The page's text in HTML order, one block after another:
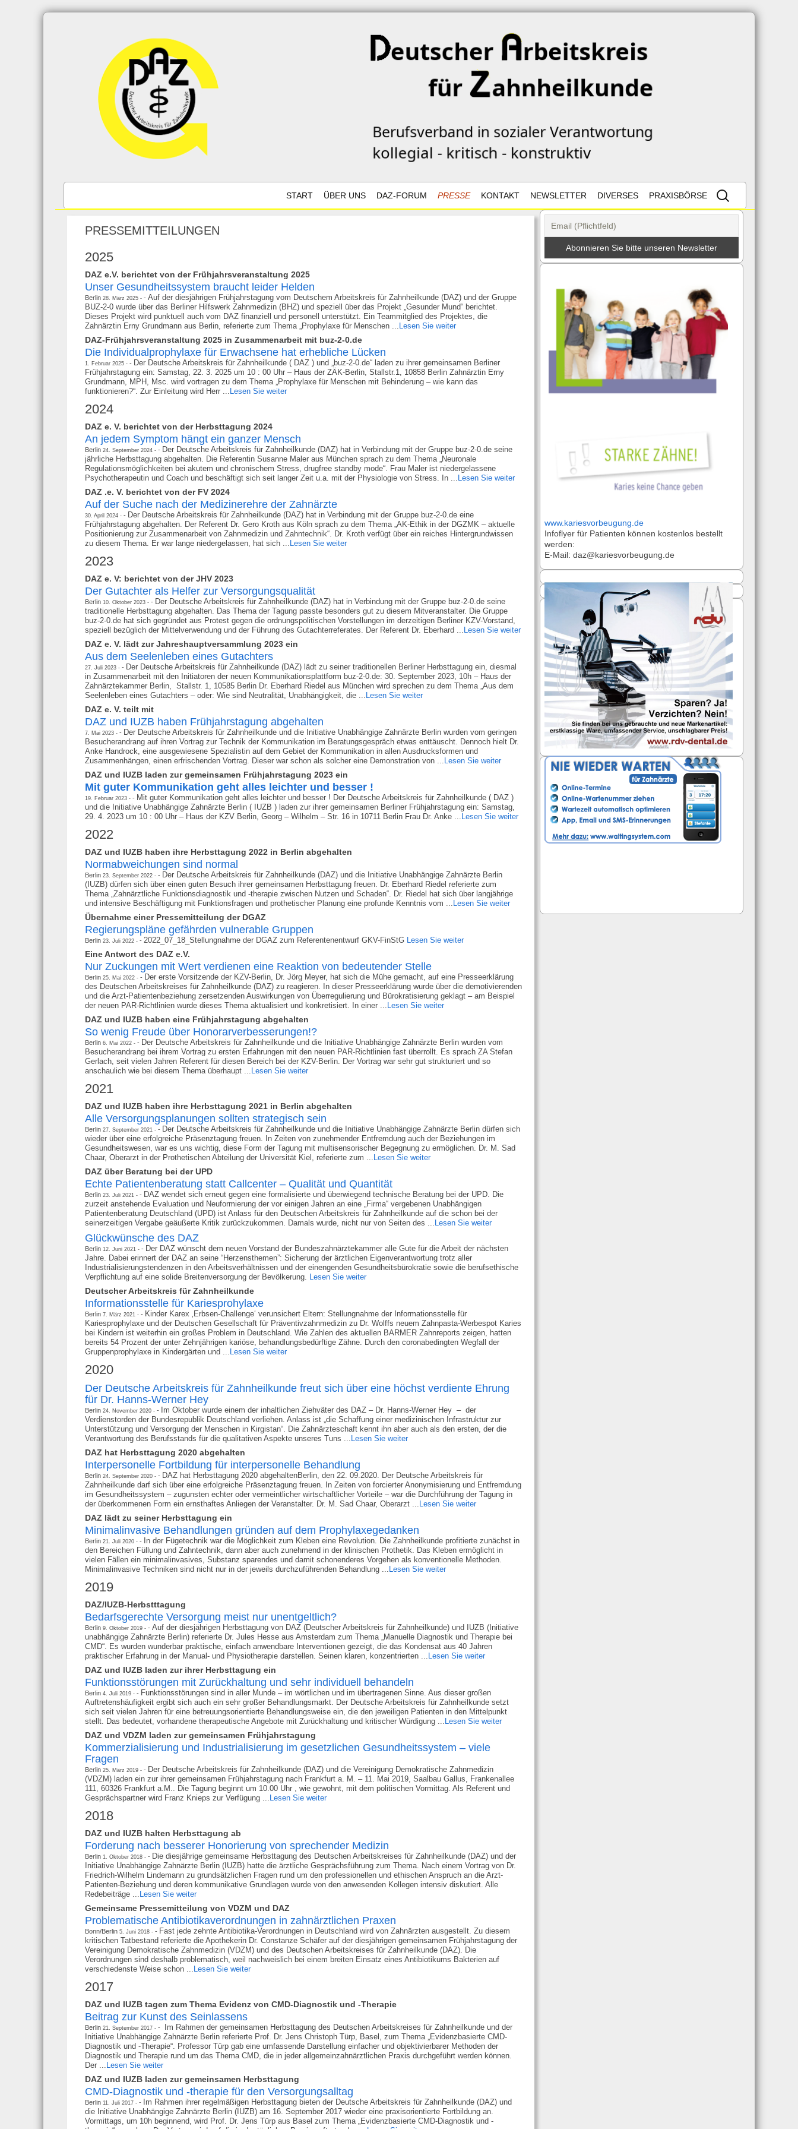
Skip
content
START ÜBER UNS
QUALITÄTSSICHERUNG
11 PUNKTE FÜR DIE
PARTNER
SATZUNG
BEITRITTSFORMULAR
DAZ-FORUM PRESSE KONTAKT
KONTAKTFORMULAR
NEWSLETTER
NEWSLETTER
REGISTRIERUNG
DIVERSES
NEUES AUS DEM NETZ
LESETIPPS
PRAXISBÖRSE
nach:
PRESSEMITTEILUNGEN
2025
DAZ e.V. berichtet von der Frühjahrsveranstaltung 2025
Unser Gesundheitssystem braucht leider Helden
Berlin 28. März 2025
Auf der diesjährigen Frühjahrstagung vom Deutschem Arbeitskreis für Zahnheilkunde (DAZ) und der Gruppe
BUZ-2-0 wurde über das Berliner Hilfswerk Zahnmedizin (BHZ) und speziell über das Projekt „Gesunder Mund“ berichtet.
Dieses Projekt wird punktuell auch vom DAZ finanziell und personell unterstützt. Ein Teammitglied des Projektes, die
Zahnärztin Erny Grundmann aus Berlin, referierte zum Thema „Prophylaxe für Menschen ... Lesen Sie weiter
DAZ-Frühjahrsveranstaltung 2025 in Zusammenarbeit mit buz-2-0.de
Die Individualprophylaxe für Erwachsene hat erhebliche Lücken
1. Februar 2025
Der Deutsche Arbeitskreis für Zahnheilkunde ( DAZ ) und „buz-2-0.de“ laden zu ihrer gemeinsamen Berliner
Frühjahrstagung ein: Samstag, 22. 3. 2025 um 10 : 00 Uhr – Haus der ZÄK-Berlin, Stallstr.1, 10858 Berlin Zahnärztin Erny
Grundmann, MPH, Msc. wird vortragen zu dem Thema „Prophylaxe für Menschen mit Behinderung – wie kann das
funktionieren?“. Zur Einleitung wird Herr ... Lesen Sie weiter
2024
DAZ e. V. berichtet von der Herbsttagung 2024
An jedem Symptom hängt ein ganzer Mensch
Berlin 24. September 2024
Der Deutsche Arbeitskreis für Zahnheilkunde (DAZ) hat in Verbindung mit der Gruppe buz-2-0.de seine
jährliche Herbsttagung abgehalten. Die Referentin Susanne Maler aus München sprach zu dem Thema „Neuronale
Regulationsmöglichkeiten bei akutem und chronischem Stress, drugfree standby mode“. Frau Maler ist niedergelassene
Psychotherapeutin und Coach und beschäftigt sich seit langer Zeit u.a. mit der Physiologie von Stress. In ... Lesen Sie weiter
DAZ .e. V. berichtet von der FV 2024
Auf der Suche nach der Medizinerehre der Zahnärzte
30. April 2024
Der Deutsche Arbeitskreis für Zahnheilkunde (DAZ) hat in Verbindung mit der Gruppe buz-2-0.de eine
Frühjahrstagung abgehalten. Der Referent Dr. Gero Kroth aus Köln sprach zu dem Thema „AK-Ethik in der DGZMK – aktuelle
Positionierung zur Zusammenarbeit von Zahnmedizin und Zahntechnik“. Dr. Kroth verfügt über ein reiches Hintergrundwissen
zu diesem Thema. Er war lange niedergelassen, hat sich ... Lesen Sie weiter
2023
DAZ e. V: berichtet von der JHV 2023
Der Gutachter als Helfer zur Versorgungsqualität
Berlin 10. Oktober 2023
Der Deutsche Arbeitskreis für Zahnheilkunde (DAZ) hat in Verbindung mit der Gruppe buz-2-0.de seine
traditionelle Herbsttagung abgehalten. Das Thema der Tagung passte besonders gut zu diesem Mitveranstalter. Die Gruppe
buz-2-0.de hat sich gegründet aus Protest gegen die ordnungspolitischen Vorstellungen im derzeitigen Berliner KZV-Vorstand,
speziell bezüglich der Mittelverwendung und der Führung des Gutachterreferates. Der Referent Dr. Eberhard ... Lesen Sie weiter
DAZ e. V. lädt zur Jahreshauptversammlung 2023 ein
Aus dem Seelenleben eines Gutachters
27. Juli 2023
Der Deutsche Arbeitskreis für Zahnheilkunde (DAZ) lädt zu seiner traditionellen Berliner Herbsttagung ein, diesmal
in Zusammenarbeit mit den Initiatoren der neuen Kommunikationsplattform buz-2-0.de: 30. September 2023, 10h – Haus der
Zahnärztekammer Berlin, Stallstr. 1, 10585 Berlin Dr. Eberhard Riedel aus München wird sprechen zu dem Thema „Aus dem
Seelenleben eines Gutachters – oder: Wie sind Neutralität, Unabhängigkeit, die ... Lesen Sie weiter
DAZ e. V. teilt mit
DAZ und IUZB haben Frühjahrstagung abgehalten
7. Mai 2023
Der Deutsche Arbeitskreis für Zahnheilkunde und die Initiative Unabhängige Zahnärzte Berlin wurden vom geringen
Besucherandrang auf ihren Vortrag zur Technik der Kommunikation im Beratungsgespräch etwas enttäuscht. Dennoch hielt Dr.
Anke Handrock, eine ausgewiesene Spezialistin auf dem Gebiet der Kommunikation in allen Ausdrucksformen und
Zusammenhängen, einen erfrischenden Vortrag. Dieser war schon als solcher eine Demonstration von ... Lesen Sie weiter
DAZ und IUZB laden zur gemeinsamen Frühjahrstagung 2023 ein
Mit guter Kommunikation geht alles leichter und besser !
19. Februar 2023
Mit guter Kommunikation geht alles leichter und besser ! Der Deutsche Arbeitskreis für Zahnheilkunde ( DAZ )
und die Initiative Unabhängige Zahnärzte Berlin ( IUZB ) laden zur ihrer gemeinsamen Berliner Frühjahrstagung ein: Samstag,
29. 4. 2023 um 10 : 00 Uhr – Haus der KZV Berlin, Georg – Wilhelm – Str. 16 in 10711 Berlin Frau Dr. Anke ... Lesen Sie weiter
2022
DAZ und IUZB haben ihre Herbsttagung 2022 in Berlin abgehalten
Normabweichungen sind normal
Berlin 23. September 2022
Der Deutsche Arbeitskreis für Zahnheilkunde (DAZ) und die Initiative Unabhängige Zahnärzte Berlin
(IUZB) dürfen sich über einen guten Besuch ihrer gemeinsamen Herbsttagung freuen. Dr. Eberhard Riedel referierte zum
Thema „Zahnärztliche Funktionsdiagnostik und -therapie zwischen Nutzen und Schaden“. Dr. Riedel hat sich über langjährige
und intensive Beschäftigung mit Funktionsfragen und prothetischer Planung eine profunde Kenntnis vom ... Lesen Sie weiter
Übernahme einer Pressemitteilung der DGAZ
Regierungspläne gefährden vulnerable Gruppen
Berlin 23. Juli 2022 2022_07_18_Stellungnahme der DGAZ zum Referentenentwurf GKV-FinStG Lesen Sie weiter
Eine Antwort des DAZ e.V.
Nur Zuckungen mit Wert verdienen eine Reaktion von bedeutender Stelle
Berlin 25. Mai 2022
Der erste Vorsitzende der KZV-Berlin, Dr. Jörg Meyer, hat sich die Mühe gemacht, auf eine Presseerklärung
des Deutschen Arbeitskreises für Zahnheilkunde (DAZ) zu reagieren. In dieser Presseerklärung wurde über die demotivierenden
und die Arzt-Patientenbeziehung zersetzenden Auswirkungen von Überregulierung und Bürokratisierung geklagt – am Beispiel
der neuen PAR-Richtlinien wurde dieses Thema aktualisiert und konkretisiert. In einer ... Lesen Sie weiter
DAZ und IUZB haben eine Frühjahrstagung abgehalten
So wenig Freude über Honorarverbesserungen!?
Berlin 6. Mai 2022
Der Deutsche Arbeitskreis für Zahnheilkunde und die Initiative Unabhängige Zahnärzte Berlin wurden vom
Besucherandrang bei ihrem Vortrag zu ersten Erfahrungen mit den neuen PAR-Richtlinien fast überrollt. Es sprach ZA Stefan
Gerlach, seit vielen Jahren Referent für diesen Bereich bei der KZV-Berlin. Der Vortrag war sehr gut strukturiert und so
anschaulich wie bei diesem Thema überhaupt ... Lesen Sie weiter
2021
DAZ und IUZB haben ihre Herbsttagung 2021 in Berlin abgehalten
Alle Versorgungsplanungen sollten strategisch sein
Berlin 27. September 2021
Der Deutsche Arbeitskreis für Zahnheilkunde und die Initiative Unabhängige Zahnärzte Berlin dürfen sich
wieder über eine erfolgreiche Präsenztagung freuen. In Zeiten von zunehmender Entfremdung auch der Beziehungen im
Gesundheitswesen, war es uns wichtig, diese Form der Tagung mit multisensorischer Begegnung zu ermöglichen. Dr. M. Sad
Chaar, Oberarzt in der Prothetischen Abteilung der Universität Kiel, referierte zum ... Lesen Sie weiter
DAZ über Beratung bei der UPD
Echte Patientenberatung statt Callcenter – Qualität und Quantität
Berlin 23. Juli 2021
DAZ wendet sich erneut gegen eine formalisierte und überwiegend technische Beratung bei der UPD. Die
zurzeit anstehende Evaluation und Neuformierung der vor einigen Jahren an eine „Firma“ vergebenen Unabhängigen
Patientenberatung Deutschland (UPD) ist Anlass für den Deutschen Arbeitskreis für Zahnheilkunde auf die schon bei der
seinerzeitigen Vergabe geäußerte Kritik zurückzukommen. Damals wurde, nicht nur von Seiten des ... Lesen Sie weiter
Glückwünsche des DAZ
Berlin 12. Juni 2021
Der DAZ wünscht dem neuen Vorstand der Bundeszahnärztekammer alle Gute für die Arbeit der nächsten
Jahre. Dabei erinnert der DAZ an seine “Herzensthemen”: Sicherung der ärztlichen Eigenverantwortung trotz aller
Industrialisierungstendenzen in den Arbeitsverhältnissen und der einengenden Gesundheitsbürokratie sowie die berufsethische
Verpflichtung auf eine solide Breitenversorgung der Bevölkerung. Lesen Sie weiter
Deutscher Arbeitskreis für Zahnheilkunde
Informationsstelle für Kariesprohylaxe
Berlin 7. März 2021
Kinder Karex ‚Erbsen-Challenge‘ verunsichert Eltern: Stellungnahme der Informationsstelle für
Kariesprophylaxe und der Deutschen Gesellschaft für Präventivzahnmedizin zu Dr. Wolffs neuem Zahnpasta-Werbespot Karies
bei Kindern ist weiterhin ein großes Problem in Deutschland. Wie Zahlen des aktuellen BARMER Zahnreports zeigen, hatten
bereits 54 Prozent der unter Zehnjährigen kariöse, behandlungsbedürftige Zähne. Durch den coronabedingten Wegfall der
Gruppenprophylaxe in Kindergärten und ... Lesen Sie weiter
2020
Der Deutsche Arbeitskreis für Zahnheilkunde freut sich über eine höchst verdiente Ehrung
für Dr. Hanns-Werner Hey
Berlin 24. November 2020
Im Oktober wurde einem der inhaltlichen Ziehväter des DAZ – Dr. Hanns-Werner Hey – der
Verdienstorden der Bundesrepublik Deutschland verliehen. Anlass ist „die Schaffung einer medizinischen Infrastruktur zur
Unterstützung und Versorgung der Menschen in Kirgistan“. Die Zahnärzteschaft kennt ihn aber auch als den ersten, der die
Verantwortung des Berufsstands für die qualitativen Aspekte unseres Tuns ... Lesen Sie weiter
DAZ hat Herbsttagung 2020 abgehalten
Interpersonelle Fortbildung für interpersonelle Behandlung
Berlin 24. September 2020
DAZ hat Herbsttagung 2020 abgehaltenBerlin, den 22. 09.2020. Der Deutsche Arbeitskreis für
Zahnheilkunde darf sich über eine erfolgreiche Präsenztagung freuen. In Zeiten von forcierter Anonymisierung und Entfremdung
im Gesundheitssystem – zugunsten echter oder vermeintlicher wirtschaftlicher Vorteile – war die Durchführung der Tagung in
der überkommenen Form ein ernsthaftes Anliegen der Veranstalter. Dr. M. Sad Chaar, Oberarzt ... Lesen Sie weiter
DAZ lädt zu seiner Herbsttagung ein
Minimalinvasive Behandlungen gründen auf dem Prophylaxegedanken
Berlin 21. Juli 2020
In der Fügetechnik war die Möglichkeit zum Kleben eine Revolution. Die Zahnheilkunde profitierte zunächst in
den Bereichen Füllung und Zahntechnik, dann aber auch zunehmend in der klinischen Prothetik. Das Kleben ermöglicht in
vielen Fällen ein minimalinvasives, Substanz sparendes und damit schonenderes Vorgehen als konventionelle Methoden.
Minimalinvasive Techniken sind nicht nur in der jeweils durchzuführenden Behandlung ... Lesen Sie weiter
2019
DAZ/IUZB-Herbstttagung
Bedarfsgerechte Versorgung meist nur unentgeltlich?
Berlin 9. Oktober 2019
Auf der diesjährigen Herbsttagung von DAZ (Deutscher Arbeitskreis für Zahnheilkunde) und IUZB (Initiative
unabhängige Zahnärzte Berlin) referierte Dr. Jules Hesse aus Amsterdam zum Thema „Manuelle Diagnostik und Therapie bei
CMD“. Es wurden wunderbar praktische, einfach anwendbare Interventionen gezeigt, die das Kondensat aus 40 Jahren
praktischer Erfahrung in der Manual- und Physiotherapie darstellen. Seinen klaren, konzentrierten ... Lesen Sie weiter
DAZ und IUZB laden zur ihrer Herbsttagung ein
Funktionsstörungen mit Zurückhaltung und sehr individuell behandeln
Berlin 4. Juli 2019
Funktionsstörungen sind in aller Munde – im wörtlichen und im übertragenen Sinne. Aus dieser großen
Auftretenshäufigkeit ergibt sich auch ein sehr großer Behandlungsmarkt. Der Deutsche Arbeitskreis für Zahnheilkunde setzt
sich seit vielen Jahren für eine betreuungsorientierte Behandlungsweise ein, die den jeweiligen Patienten in den Mittelpunkt
stellt. Das bedeutet, vorhandene therapeutische Angebote mit Zurückhaltung und kritischer Würdigung ... Lesen Sie weiter
DAZ und VDZM laden zur gemeinsamen Frühjahrstagung
Kommerzialisierung und Industrialisierung im gesetzlichen Gesundheitssystem – viele
Fragen
Berlin 25. März 2019
Der Deutsche Arbeitskreis für Zahnheilkunde (DAZ) und die Vereinigung Demokratische Zahnmedizin
(VDZM) laden ein zur ihrer gemeinsamen Frühjahrstagung nach Frankfurt a. M. – 11. Mai 2019, Saalbau Gallus, Frankenallee
111, 60326 Frankfurt a.M.. Die Tagung beginnt um 10.00 Uhr , wie gewohnt, mit dem politischen Vormittag. Als Referent und
Gesprächspartner wird Franz Knieps zur Verfügung ... Lesen Sie weiter
2018
DAZ und IUZB halten Herbsttagung ab
Forderung nach besserer Honorierung von sprechender Medizin
Berlin 1. Oktober 2018
Die diesjährige gemeinsame Herbsttagung des Deutschen Arbeitskreises für Zahnheilkunde (DAZ) und der
Initiative Unabhängige Zahnärzte Berlin (IUZB) hatte die ärztliche Gesprächsführung zum Thema. Nach einem Vortrag von Dr.
Friedrich-Wilhelm Lindemann zu grundsätzlichen Fragen rund um den professionellen und ethischen Anspruch an die Arzt-
Patienten-Beziehung und deren kommunikative Grundlagen wurde von den anwesenden Kollegen intensiv diskutiert. Alle
Redebeiträge ... Lesen Sie weiter
Gemeinsame Pressemitteilung von VDZM und DAZ
Problematische Antibiotikaverordnungen in zahnärztlichen Praxen
Bonn/Berlin 5. Juni 2018
Fast jede zehnte Antibiotika-Verordnungen in Deutschland wird von Zahnärzten ausgestellt. Zu diesem
kritischen Tatbestand referierte die Apothekerin Dr. Constanze Schäfer auf der diesjährigen gemeinsamen Frühjahrstagung der
Vereinigung Demokratische Zahnmedizin (VDZM) und des Deutschen Arbeitskreises für Zahnheilkunde (DAZ). Die
Verordnungen sind deshalb problematisch, weil nachweislich bei einem breiten Einsatz eines Antibiotikums Bakterien auf
verschiedenste Weise schon ... Lesen Sie weiter
2017
DAZ und IUZB tagen zum Thema Evidenz von CMD-Diagnostik und -Therapie
Beitrag zur Kunst des Seinlassens
Berlin 21. September 2017
Im Rahmen der gemeinsamen Herbsttagung des Deutschen Arbeitskreises für Zahnheilkunde und der
Initiative Unabhängige Zahnärzte Berlin referierte Prof. Dr. Jens Christoph Türp, Basel, zum Thema „Evidenzbasierte CMD-
Diagnostik und -Therapie“. Professor Türp gab eine umfassende Darstellung einfacher und objektivierbarer Methoden der
Diagnostik und Therapie rund um das Thema CMD, die in jeder allgemeinzahnärztlichen Praxis durchgeführt werden können.
Der ... Lesen Sie weiter
DAZ und IUZB laden zur gemeinsamen Herbsttagung
CMD-Diagnostik und -therapie für den Versorgungsalltag
Berlin 11. Juli 2017
Im Rahmen ihrer regelmäßigen Herbsttagung bieten der Deutsche Arbeitskreis für Zahnheilkunde (DAZ) und
die Initiative Unabhängige Zahnärzte Berlin (IUZB) am 16. September 2017 wieder eine praxisorientierte Fortbildung an.
Vormittags, um 10h beginnend, wird Prof. Dr. Jens Türp aus Basel zum Thema „Evidenzbasierte CMD-Diagnostik und -
www.kariesvorbeugung.de
Infoflyer für Patienten können kostenlos bestellt
werden:
E-Mail: daz@kariesvorbeugung.de